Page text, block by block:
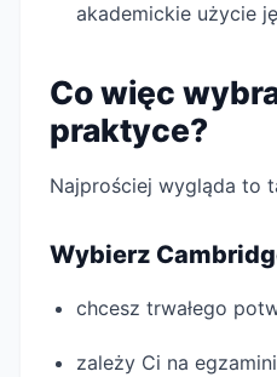
akademickie użycie
Co więc
praktyce?
Najprościej wygląda to
Wybierz
chcesz trwałego
zależy Ci na